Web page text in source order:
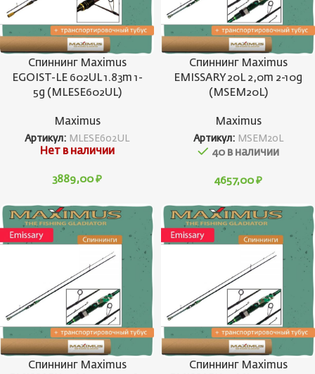
Спиннинг Maximus
EGOIST-LE 602UL 1.83m 1-
5g (MLESE602UL)
Maximus
Артикул: MLESE602UL
Нет в наличии
3889,00 ₽
Спиннинг Maximus
EMISSARY 20L 2,0m 2-10g
(MSEM20L)
Maximus
Артикул: MSEM20L
40 в наличии
4657,00 ₽
Спиннинг Maximus
Спиннинг Maximus